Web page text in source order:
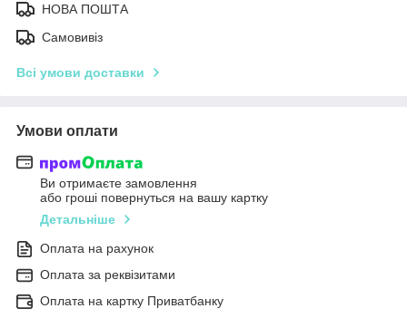
НОВА ПОШТА
Самовивіз
Всі умови доставки
Умови оплати
Ви отримаєте замовлення
або гроші повернуться на вашу картку
Детальніше
Оплата на рахунок
Оплата за реквізитами
Оплата на картку Приватбанку